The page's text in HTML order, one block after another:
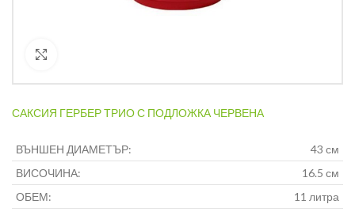
САКСИЯ ГЕРБЕР ТРИО С ПОДЛОЖКА ЧЕРВЕНА
ВЪНШЕН ДИАМЕТЪР:
43 см
ВИСОЧИНА:
16.5 см
ОБЕМ:
11 литра